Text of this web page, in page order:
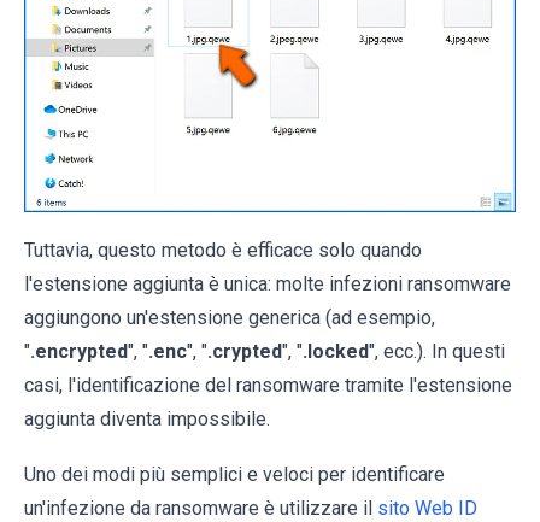
Tuttavia, questo metodo è efficace solo quando
l'estensione aggiunta è unica: molte infezioni ransomware
aggiungono un'estensione generica (ad esempio,
".encrypted", ".enc", ".crypted", ".locked", ecc.). In questi
casi, l'identificazione del ransomware tramite l'estensione
aggiunta diventa impossibile.
Uno dei modi più semplici e veloci per identificare
un'infezione da ransomware è utilizzare il sito Web ID